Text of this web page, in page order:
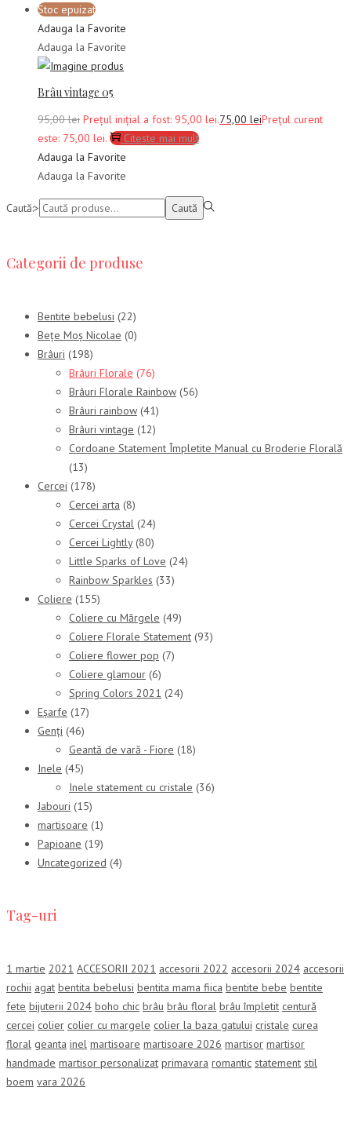
Stoc epuizat
Adauga la Favorite
Adauga la Favorite
Brâu vintage 05
95,00lei Prețul inițial a fost: 95,00 lei.75,00 leiPrețul curent
este: 75,00 lei.
Citește mai mult
Adauga la Favorite
Adauga la Favorite
Caută:> Caută
Categorii de produse
Bentite bebelusi (22)
Bețe Moș Nicolae (0)
Brâuri (198)
Brâuri Florale (76)
Brâuri Florale Rainbow (56)
Brâuri rainbow (41)
Brâuri vintage (12)
Cordoane Statement Împletite Manual cu Broderie Florală
(13)
Cercei (178)
Cercei arta (8)
Cercei Crystal (24)
Cercei Lightly (80)
Little Sparks of Love (24)
Rainbow Sparkles (33)
Coliere (155)
Coliere cu Mărgele (49)
Coliere Florale Statement (93)
Coliere flower pop (7)
Coliere glamour (6)
Spring Colors 2021 (24)
Eșarfe (17)
Genți (46)
Geantă de vară - Fiore (18)
Inele (45)
Inele statement cu cristale (36)
Jabouri (15)
martisoare (1)
Papioane (19)
Uncategorized (4)
Tag-uri
1 martie 2021 ACCESORII 2021 accesorii 2022 accesorii 2024 accesorii
rochii agat bentita bebelusi bentita mama fiica bentite bebe bentite
fete bijuterii 2024 boho chic brâu brâu floral brâu împletit centură
cercei colier colier cu margele colier la baza gatului cristale curea
floral geanta inel martisoare martisoare 2026 martisor martisor
handmade martisor personalizat primavara romantic statement stil
boem vara 2026